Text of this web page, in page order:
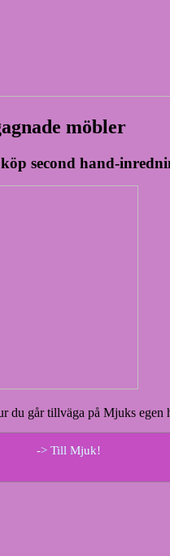
möbler
second hand-
du går tillväga på Mjuks egen
-> Till Mjuk!